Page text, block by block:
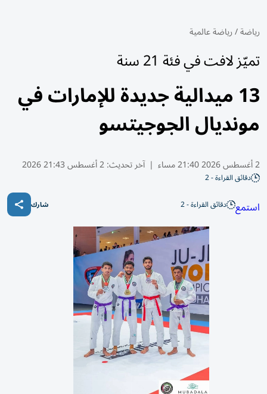
رياضة/رياضة عالمية
تميّز لافت في فئة 21 سنة
13 ميدالية جديدة للإمارات في
مونديال الجوجيتسو
2 أغسطس 2026 21:40 مساء | آخر تحديث:2 أغسطس 21:43 2026
دقائق القراءة - 2
استمع دقائق القراءة - 2 شارك